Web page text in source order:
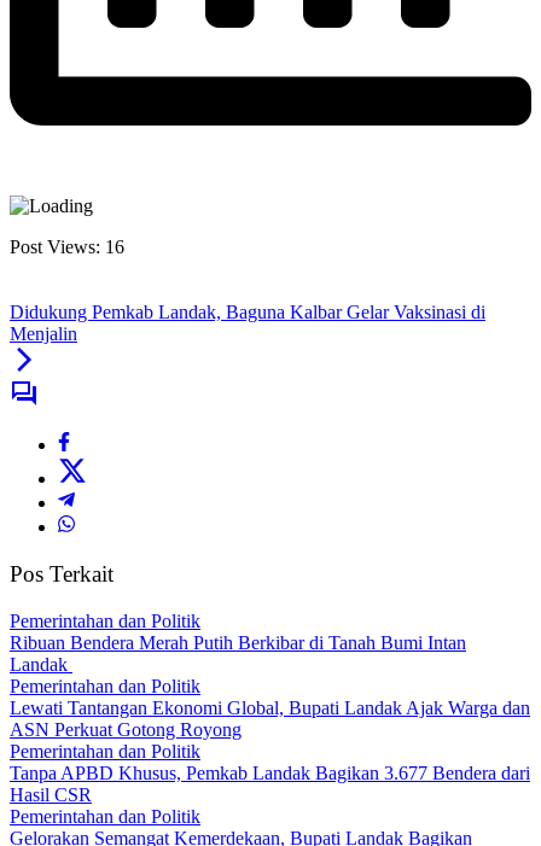
Post Views: 16
Didukung Pemkab Landak, Baguna Kalbar Gelar Vaksinasi di
Menjalin
Pos Terkait
Pemerintahan dan Politik
Ribuan Bendera Merah Putih Berkibar di Tanah Bumi Intan
Landak
Pemerintahan dan Politik
Lewati Tantangan Ekonomi Global, Bupati Landak Ajak Warga dan
ASN Perkuat Gotong Royong
Pemerintahan dan Politik
Tanpa APBD Khusus, Pemkab Landak Bagikan 3.677 Bendera dari
Hasil CSR
Pemerintahan dan Politik
Gelorakan Semangat Kemerdekaan, Bupati Landak Bagikan